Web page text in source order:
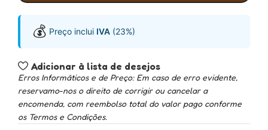
💰 Preço inclui IVA (23%)
Adicionar à lista de desejos
Erros Informáticos e de Preço: Em caso de erro evidente,
reservamo-nos o direito de corrigir ou cancelar a
encomenda, com reembolso total do valor pago conforme
os Termos e Condições.